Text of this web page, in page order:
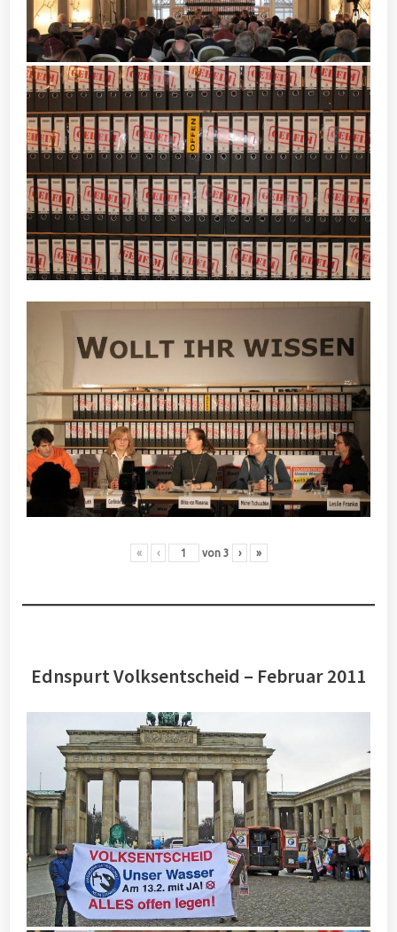
« ‹ von 3 › »
Ednspurt Volksentscheid – Februar 2011